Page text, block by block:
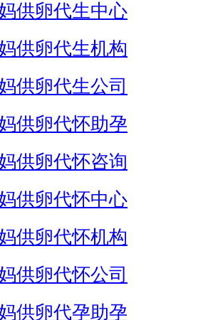
供卵代生中心
供卵代生机构
供卵代生公司
供卵代怀助孕
供卵代怀咨询
供卵代怀中心
供卵代怀机构
供卵代怀公司
供卵代孕助孕